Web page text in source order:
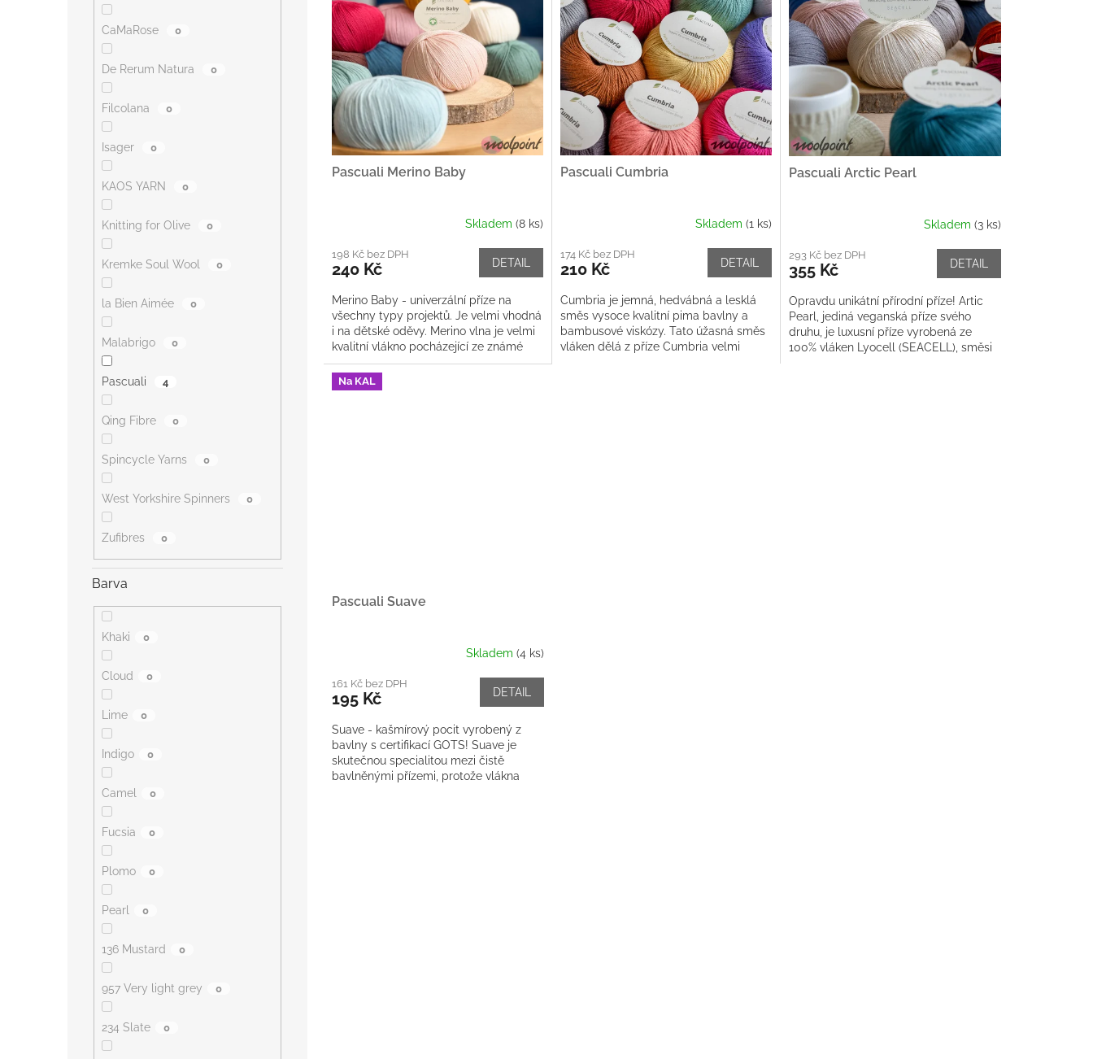
CaMaRose 0
De Rerum Natura 0
Filcolana 0
Isager 0
KAOS YARN 0
Knitting for Olive 0
Kremke Soul Wool 0
la Bien Aimée 0
Malabrigo 0
Pascuali 4
Qing Fibre 0
Spincycle Yarns 0
West Yorkshire Spinners 0
Zufibres 0
Barva
Khaki 0
Cloud 0
Lime 0
Indigo 0
Camel 0
Fucsia 0
Plomo 0
Pearl 0
136 Mustard 0
957 Very light grey 0
234 Slate 0
o
d
u
ů
p
o
d
u
ů
Pascuali Merino Baby
Skladem (8 ks)
198 Kč bez DPH
240 Kč DETAIL
Merino Baby - univerzální příze na
všechny typy projektů. Je velmi vhodná
i na dětské oděvy. Merino vlna je velmi
kvalitní vlákno pocházející ze známé
merino ovce. Tyto ovce,...
Pascuali Cumbria
Skladem (1 ks)
174 Kč bez DPH
210 Kč DETAIL
Cumbria je jemná, hedvábná a lesklá
směs vysoce kvalitní pima bavlny a
bambusové viskózy. Tato úžasná směs
vláken dělá z příze Cumbria velmi
Pascuali Arctic Pearl
Skladem (3 ks)
293 Kč bez DPH
355 Kč DETAIL
Opravdu unikátní přírodní příze! Artic
Pearl, jediná veganská příze svého
druhu, je luxusní příze vyrobená ze
100% vláken Lyocell (SEACELL), směsi
Na KAL
Pascuali Suave
Skladem (4 ks)
161 Kč bez DPH
195 Kč DETAIL
Suave - kašmírový pocit vyrobený z
bavlny s certifikací GOTS! Suave je
skutečnou specialitou mezi čistě
bavlněnými přízemi, protože vlákna